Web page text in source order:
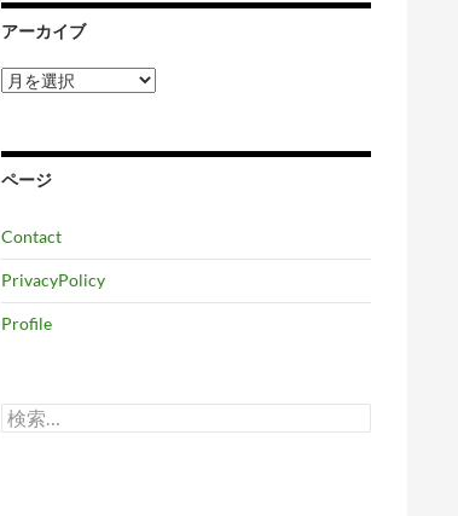
アーカイブ
ア
ー
ブ
ページ
Contact
PrivacyPolicy
Profile
検
索: